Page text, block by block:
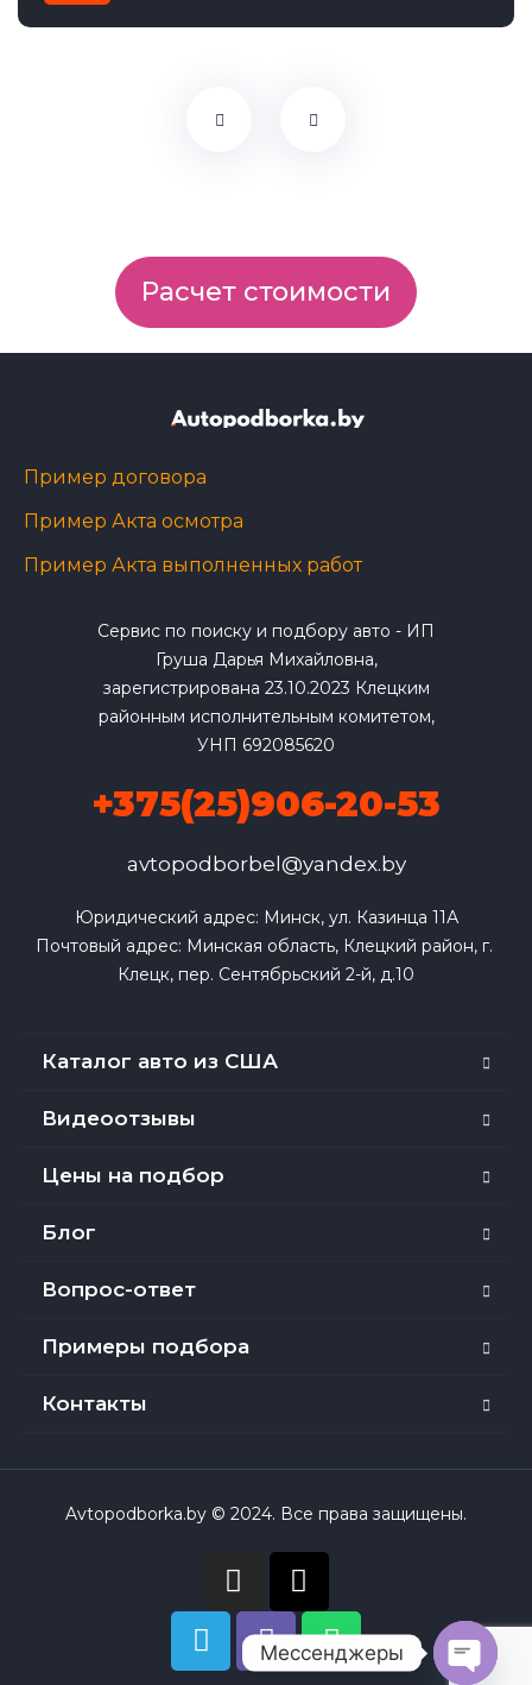
Расчет стоимости
Пример договора
Пример Акта осмотра
Пример Акта выполненных работ
Сервис по поиску и подбору авто - ИП
Груша Дарья Михайловна,
зарегистрирована 23.10.2023 Клецким
районным исполнительным комитетом,
УНП 692085620
+375(25)906-20-53
avtopodborbel@yandex.by
Юридический адрес: Минск, ул. Казинца 11А
Почтовый адрес: Минская область, Клецкий район, г.
Клецк, пер. Сентябрьский 2-й, д.10
Каталог авто из США
Видеоотзывы
Цены на подбор
Блог
Вопрос-ответ
Примеры подбора
Контакты
Avtopodborka.by © 2024. Все права защищены.
Мессенджеры